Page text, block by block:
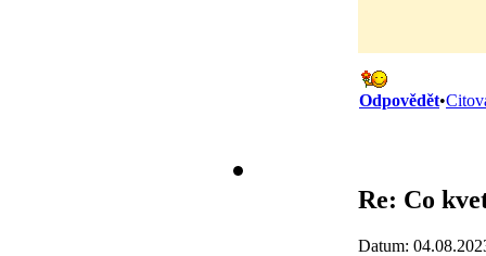
Odpovědět•
Re: Co
Datum: